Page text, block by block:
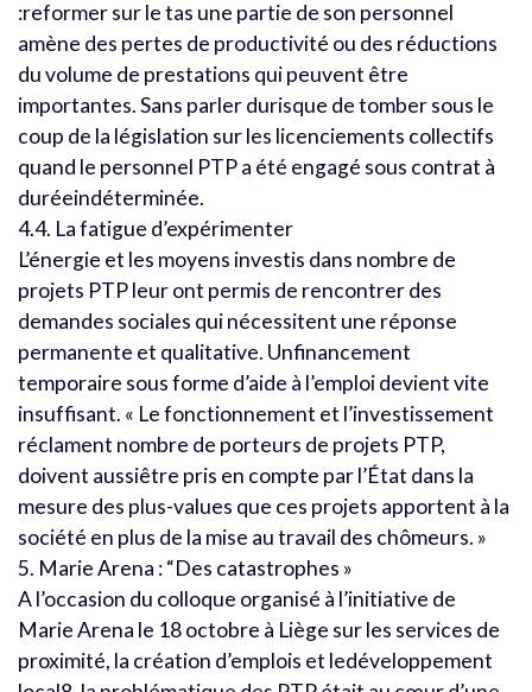
:reformer sur le tas une partie de son personnel
amène des pertes de productivité ou des réductions
du volume de prestations qui peuvent être
importantes. Sans parler durisque de tomber sous le
coup de la législation sur les licenciements collectifs
quand le personnel PTP a été engagé sous contrat à
duréeindéterminée.
4.4. La fatigue d’expérimenter
L’énergie et les moyens investis dans nombre de
projets PTP leur ont permis de rencontrer des
demandes sociales qui nécessitent une réponse
permanente et qualitative. Unfinancement
temporaire sous forme d’aide à l’emploi devient vite
insuffisant. « Le fonctionnement et l’investissement
réclament nombre de porteurs de projets PTP,
doivent aussiêtre pris en compte par l’État dans la
mesure des plus-values que ces projets apportent à la
société en plus de la mise au travail des chômeurs. »
5. Marie Arena : “Des catastrophes »
A l’occasion du colloque organisé à l’initiative de
Marie Arena le 18 octobre à Liège sur les services de
proximité, la création d’emplois et ledéveloppement